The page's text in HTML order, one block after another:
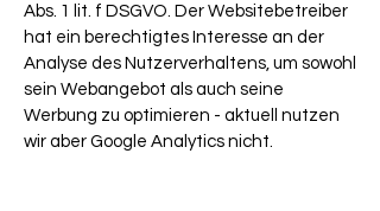
Abs. 1 lit. f DSGVO. Der Websitebetreiber
hat ein berechtigtes Interesse an der
Analyse des Nutzerverhaltens, um sowohl
sein Webangebot als auch seine
Werbung zu optimieren - aktuell nutzen
wir aber Google Analytics nicht.